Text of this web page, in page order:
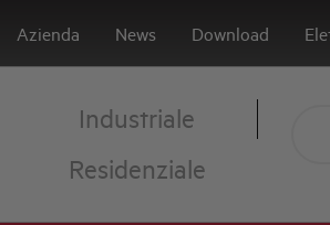
Azienda News Download
Industriale
Residenziale